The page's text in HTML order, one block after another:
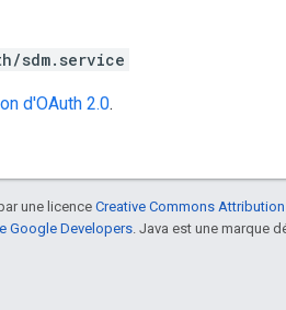
sdm.service
d'OAuth 2.0.
une licence Creative Commons
Google Developers . Java est une marque